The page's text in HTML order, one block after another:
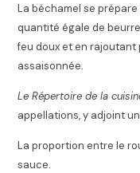
La béchamel se
quantité égale de
feu doux et en rajoutant
assaisonnée.
Le Répertoire de la
appellations, y adjoint
La proportion entre le
sauce.